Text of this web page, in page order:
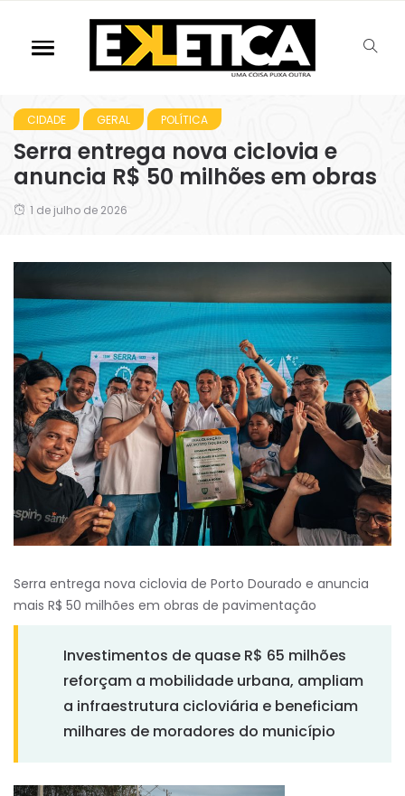
CIDADE GERAL POLÍTICA
Serra entrega nova ciclovia e
anuncia R$ 50 milhões em obras
1 de julho de 2026
Serra entrega nova ciclovia de Porto Dourado e anuncia
mais R$ 50 milhões em obras de pavimentação
Investimentos de quase R$ 65 milhões
reforçam a mobilidade urbana, ampliam
a infraestrutura cicloviária e beneficiam
milhares de moradores do município